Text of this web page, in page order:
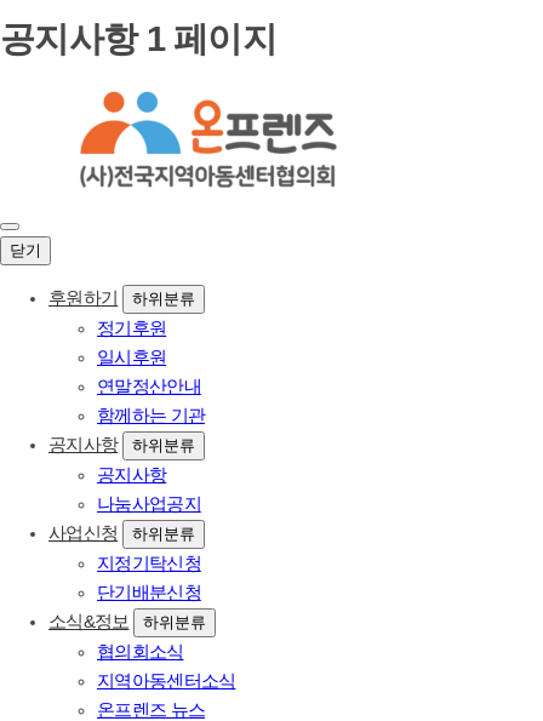
공지사항 1 페이지
닫기
후원하기 하위분류
정기후원
일시후원
연말정산안내
함께하는 기관
공지사항
하위분류
공지사항
나눔사업공지
사업신청
하위분류
지정기탁신청
단기배분신청
소식&정보
하위분류
협의회소식
지역아동센터소식
온프렌즈 뉴스